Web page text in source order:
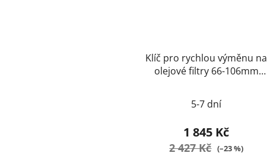
Klíč pro rychlou výměnu na
olejové filtry 66-106mm
5-7 dní
1 845 Kč
2 427 Kč (–23 %)